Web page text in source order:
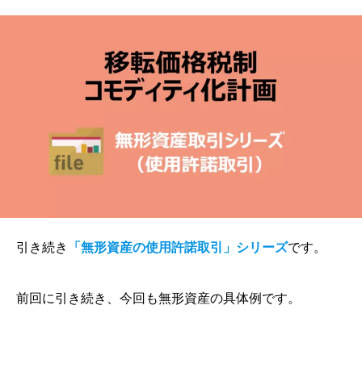
引き続き 「無形資産の使用許諾取引」シリーズです。
前回に引き続き、今回も無形資産の具体例です。